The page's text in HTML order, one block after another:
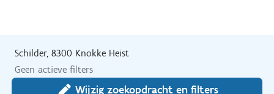
Schilder, 8300 Knokke Heist
Geen actieve filters
Wijzig zoekopdracht en filters